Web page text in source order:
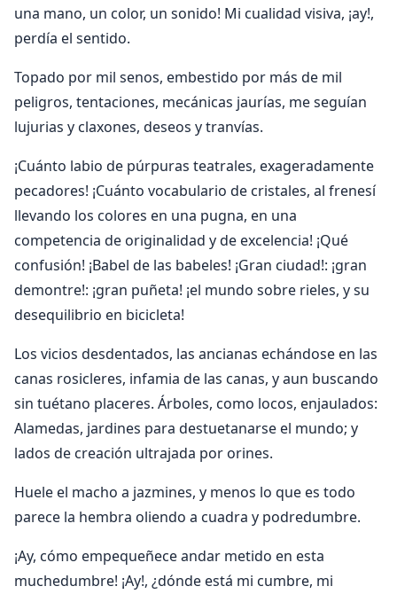
una mano, un color, un sonido! Mi cualidad visiva, ¡ay!,
perdía el sentido.
Topado por mil senos, embestido por más de mil
peligros, tentaciones, mecánicas jaurías, me seguían
lujurias y claxones, deseos y tranvías.
¡Cuánto labio de púrpuras teatrales, exageradamente
pecadores! ¡Cuánto vocabulario de cristales, al frenesí
llevando los colores en una pugna, en una
competencia de originalidad y de excelencia! ¡Qué
confusión! ¡Babel de las babeles! ¡Gran ciudad!: ¡gran
demontre!: ¡gran puñeta! ¡el mundo sobre rieles, y su
desequilibrio en bicicleta!
Los vicios desdentados, las ancianas echándose en las
canas rosicleres, infamia de las canas, y aun buscando
sin tuétano placeres. Árboles, como locos, enjaulados:
Alamedas, jardines para destuetanarse el mundo; y
lados de creación ultrajada por orines.
Huele el macho a jazmines, y menos lo que es todo
parece la hembra oliendo a cuadra y podredumbre.
¡Ay, cómo empequeñece andar metido en esta
muchedumbre! ¡Ay!, ¿dónde está mi cumbre, mi